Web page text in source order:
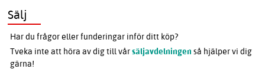
Sälj
Har du frågor eller funderingar inför ditt köp?
Tveka inte att höra av dig till vårsäljavdelningen så hjälper vi dig
gärna!